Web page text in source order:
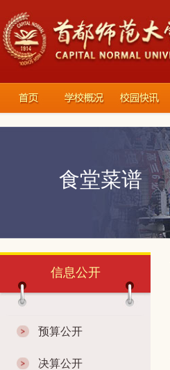
食堂菜谱
信息公开
预算公开
决算公开